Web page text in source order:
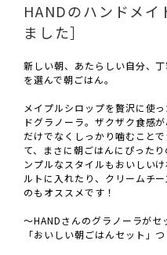
HANDのハンドメイ
ました］
新しい朝、あたらしい自分、
を選んで朝ごはん。
メイプルシロップを贅沢に使
ドグラノーラ。ザクザク食感
だけでなくしっかり噛むこと
て、まさに朝ごはんにぴった
ンプルなスタイルもおいしい
ルトに入れたり、クリームチ
のもオススメです！
～HANDさんのグラノーラがセ
「おいしい朝ごはんセット」